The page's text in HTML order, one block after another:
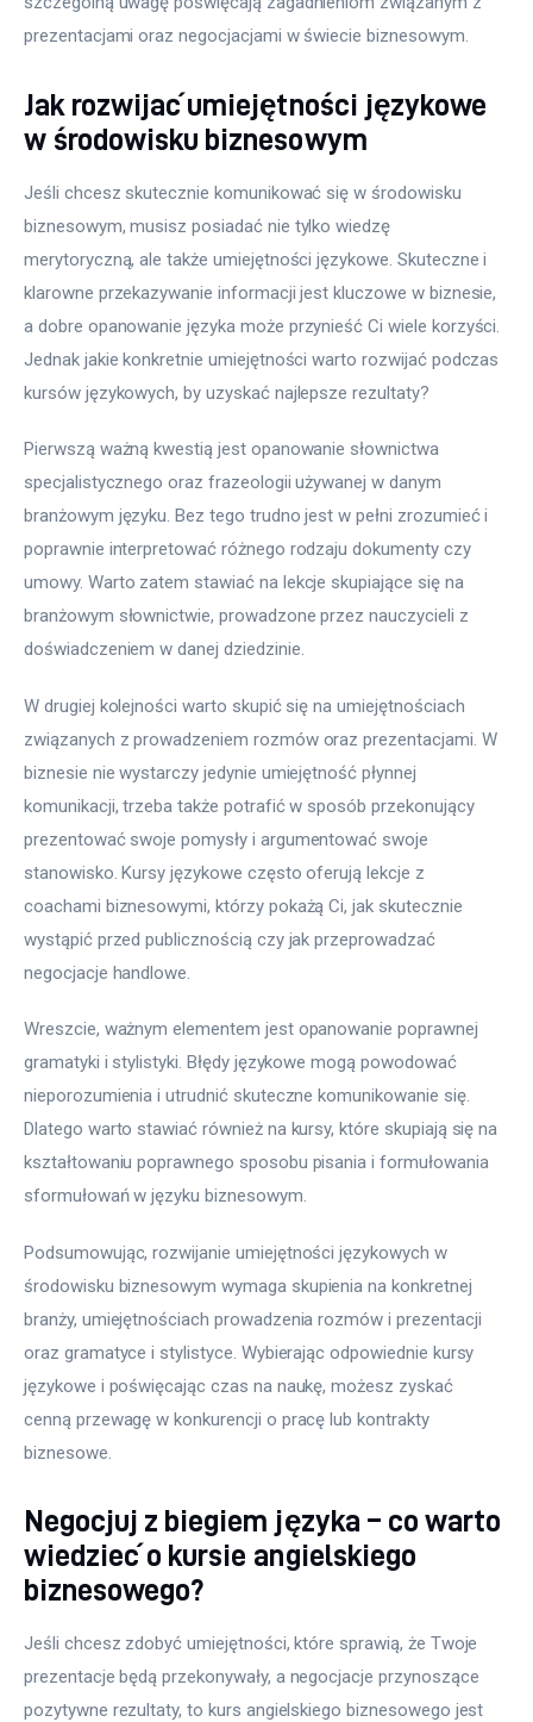
prezentacjami oraz negocjacjami w świecie biznesowym.
Jak rozwijać umiejętności językowe
w środowisku biznesowym
Jeśli chcesz skutecznie komunikować się w środowisku
biznesowym, musisz posiadać nie tylko wiedzę
merytoryczną, ale także umiejętności językowe. Skuteczne i
klarowne przekazywanie informacji jest kluczowe w biznesie,
a dobre opanowanie języka może przynieść Ci wiele korzyści.
Jednak jakie konkretnie umiejętności warto rozwijać podczas
kursów językowych, by uzyskać najlepsze rezultaty?
Pierwszą ważną kwestią jest opanowanie słownictwa
specjalistycznego oraz frazeologii używanej w danym
branżowym języku. Bez tego trudno jest w pełni zrozumieć i
poprawnie interpretować różnego rodzaju dokumenty czy
umowy. Warto zatem stawiać na lekcje skupiające się na
branżowym słownictwie, prowadzone przez nauczycieli z
doświadczeniem w danej dziedzinie.
W drugiej kolejności warto skupić się na umiejętnościach
związanych z prowadzeniem rozmów oraz prezentacjami. W
biznesie nie wystarczy jedynie umiejętność płynnej
komunikacji, trzeba także potrafić w sposób przekonujący
prezentować swoje pomysły i argumentować swoje
stanowisko. Kursy językowe często oferują lekcje z
coachami biznesowymi, którzy pokażą Ci, jak skutecznie
wystąpić przed publicznością czy jak przeprowadzać
negocjacje handlowe.
Wreszcie, ważnym elementem jest opanowanie poprawnej
gramatyki i stylistyki. Błędy językowe mogą powodować
nieporozumienia i utrudnić skuteczne komunikowanie się.
Dlatego warto stawiać również na kursy, które skupiają się na
kształtowaniu poprawnego sposobu pisania i formułowania
sformułowań w języku biznesowym.
Podsumowując, rozwijanie umiejętności językowych w
środowisku biznesowym wymaga skupienia na konkretnej
branży, umiejętnościach prowadzenia rozmów i prezentacji
oraz gramatyce i stylistyce. Wybierając odpowiednie kursy
językowe i poświęcając czas na naukę, możesz zyskać
cenną przewagę w konkurencji o pracę lub kontrakty
biznesowe.
Negocjuj z biegiem języka – co warto
wiedzieć o kursie angielskiego
biznesowego?
Jeśli chcesz zdobyć umiejętności, które sprawią, że Twoje
prezentacje będą przekonywały, a negocjacje przynoszące
pozytywne rezultaty, to kurs angielskiego biznesowego jest